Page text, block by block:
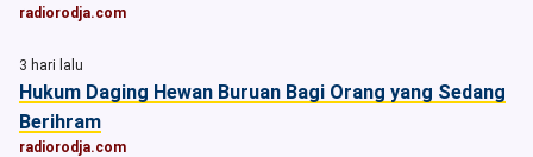
radiorodja.com
3 hari lalu
Hukum Daging Hewan Buruan Bagi Orang yang Sedang
Berihram
radiorodja.com